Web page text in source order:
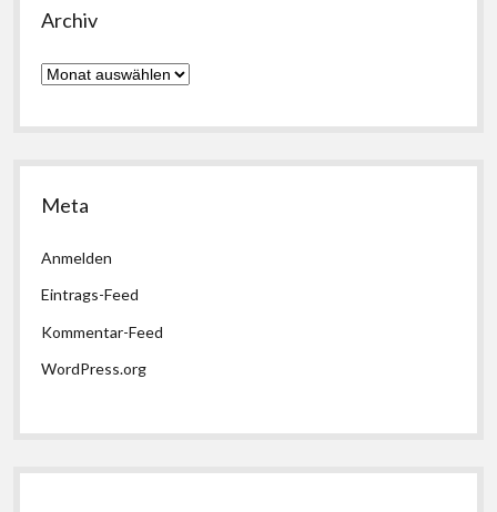
Archiv
Archiv
Meta
Anmelden
Eintrags-Feed
Kommentar-Feed
WordPress.org